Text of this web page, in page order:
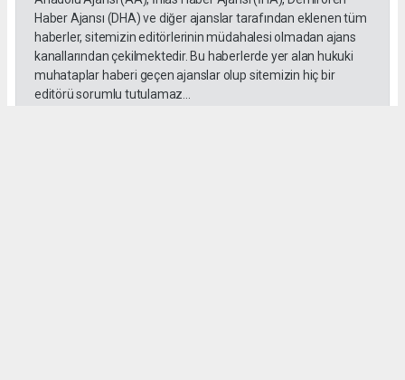
Haber Ajansı (DHA) ve diğer ajanslar tarafından eklenen tüm
haberler, sitemizin editörlerinin müdahalesi olmadan ajans
kanallarından çekilmektedir. Bu haberlerde yer alan hukuki
muhataplar haberi geçen ajanslar olup sitemizin hiç bir
editörü sorumlu tutulamaz...